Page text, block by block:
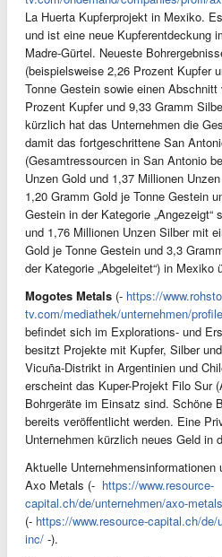
La Huerta Kupferprojekt in Mexiko.
und ist eine neue Kupferentdeckung
Madre-Gürtel. Neueste
(beispielsweise 2,26 Prozent Kupfer
Tonne Gestein sowie einen
Prozent Kupfer und 9,33 Gramm
kürzlich hat das Unternehmen die
damit das fortgeschrittene San
(Gesamtressourcen in San Antonio
Unzen Gold und 1,37 Millionen
1,20 Gramm Gold je Tonne Gestein
Gestein in der Kategorie „Angezeigt“
und 1,76 Millionen Unzen Silber mit
Gold je Tonne Gestein und 3,3
der Kategorie „Abgeleitet“) in Mexiko
Mogotes Metals (- https://
tv.com/mediathek/unternehmen/
befindet sich im Explorations- und
besitzt Projekte mit Kupfer, Silber
Vicuña-Distrikt in Argentinien und
erscheint das Kuper-Projekt Filo Sur
Bohrgeräte im Einsatz sind. Schöne
bereits veröffentlicht werden. Eine
Unternehmen kürzlich neues Geld in
Aktuelle Unternehmensinformationen
Axo Metals (- https://www.resource-
capital.ch/de/unternehmen/axo-
(- https://www.resource-capital.ch/
inc/ -).